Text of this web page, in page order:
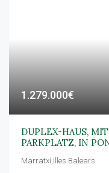
1.279.000€
DUPLEX-HAUS,
PARKPLATZ, IN
Marratxí,Illes Balears